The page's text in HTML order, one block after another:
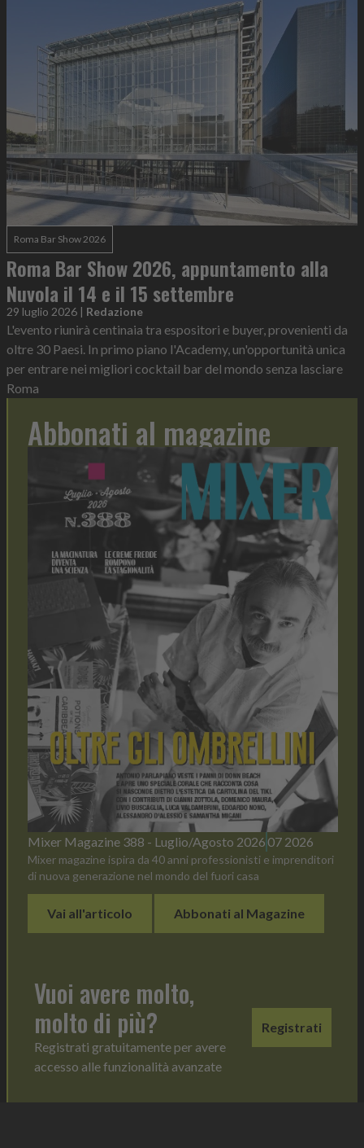
Roma Bar Show 2026
Roma Bar Show 2026, appuntamento alla
Nuvola il 14 e il 15 settembre
29 luglio 2026 | Redazione
L'evento riunirà centinaia tra espositori e buyer, provenienti da
oltre 30 Paesi. In primo piano l'Academy, un'opportunità unica
per entrare nei migliori cocktail bar del mondo senza lasciare
Roma
Abbonati al magazine
Mixer Magazine 388 - Luglio/Agosto 2026 07 2026
Mixer magazine ispira da 40 anni professionisti e imprenditori
di nuova generazione nel mondo del fuori casa
Vai all'articolo Abbonati al Magazine
Vuoi avere molto,
molto di più?
Registrati gratuitamente per avere
accesso alle funzionalità avanzate
Registrati